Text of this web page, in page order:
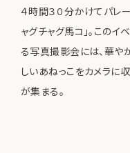
４時間３０分かけてパレ
ャグチャグ馬コ」。この
る写真撮影会には、華や
しいあねっこをカメラに
が集まる。